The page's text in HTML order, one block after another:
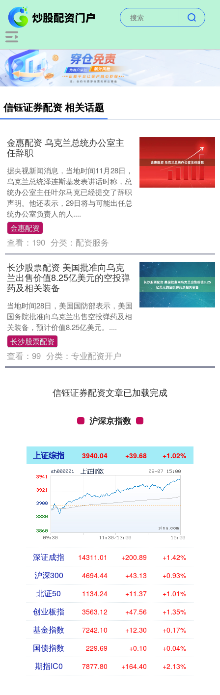
信钰证券配资 相关话题
金惠配资 乌克兰总统办公室主
任辞职
据央视新闻消息，当地时间11月28日，
乌克兰总统泽连斯基发表讲话时称，总
统办公室主任叶尔马克已经提交了辞职
声明。他还表示，29日将与可能出任总
统办公室负责人的人....
金惠配资
查看： 190 分类： 配资服务
长沙股票配资 美国批准向乌克
兰出售价值8.25亿美元的空投弹
药及相关装备
当地时间28日，美国国防部表示，美国
国务院批准向乌克兰出售空投弹药及相
关装备，预计价值8.25亿美元。....
长沙股票配资
查看：99 分类：专业配资开户
信钰证券配资文章已加载完成
沪深京指数
上证综指 3940.04 +39.68 +1.02%
深证成指 14311.01 +200.89 +1.42%
沪深300 4694.44 +43.13 +0.93%
北证50 1134.24 +11.37 +1.01%
创业板指 3563.12 +47.56 +1.35%
基金指数 7242.10 +12.30 +0.17%
国债指数 229.69 +0.10 +0.04%
期指IC0 7877.80 +164.40 +2.13%